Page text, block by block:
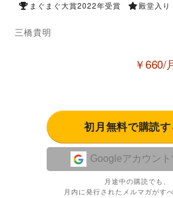
まぐまぐ大賞2022年受賞 殿堂入り
三橋貴明
￥660/
初月無料で購読す
Googleアカウン
月途中の購読でも、
月内に発行されたメルマガがす